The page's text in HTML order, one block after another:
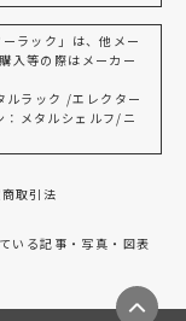
ラック」は、他メー
入等の際はメーカー
ルラック /エレクター
メタルシェルフ/ニ
取引法
いる記事・写真・図表